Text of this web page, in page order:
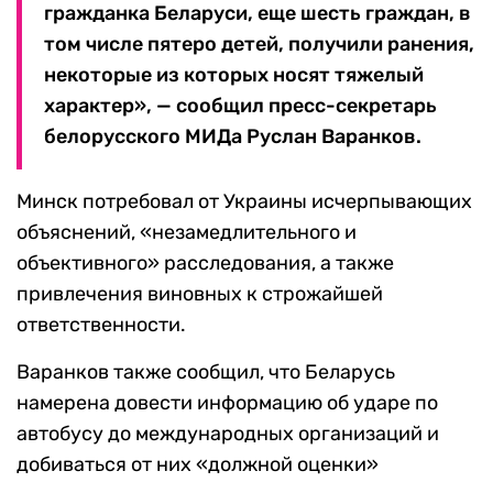
гражданка Беларуси, еще шесть граждан, в
том числе пятеро детей, получили ранения,
некоторые из которых носят тяжелый
характер», — сообщил пресс-секретарь
белорусского МИДа Руслан Варанков.
Минск потребовал от Украины исчерпывающих
объяснений, «незамедлительного и
объективного» расследования, а также
привлечения виновных к строжайшей
ответственности.
Варанков также сообщил, что Беларусь
намерена довести информацию об ударе по
автобусу до международных организаций и
добиваться от них «должной оценки»